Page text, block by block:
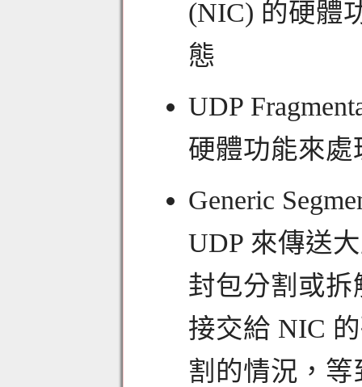
(NIC) 的硬體
態
UDP
硬體功能來處
Generic
UDP 來傳送
封包分割或拆
接交給 NIC
割的情況，